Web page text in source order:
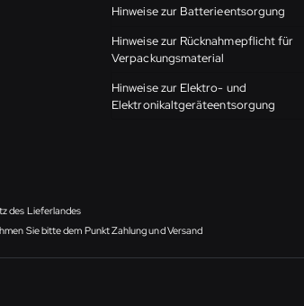
Hinweise zur Batterieentsorgung
Hinweise zur Rücknahmepflicht für
Verpackungsmaterial
Hinweise zur Elektro- und
Elektronikaltgeräteentsorgung
des Lieferlandes
Sie bitte dem Punkt Zahlung und Versand